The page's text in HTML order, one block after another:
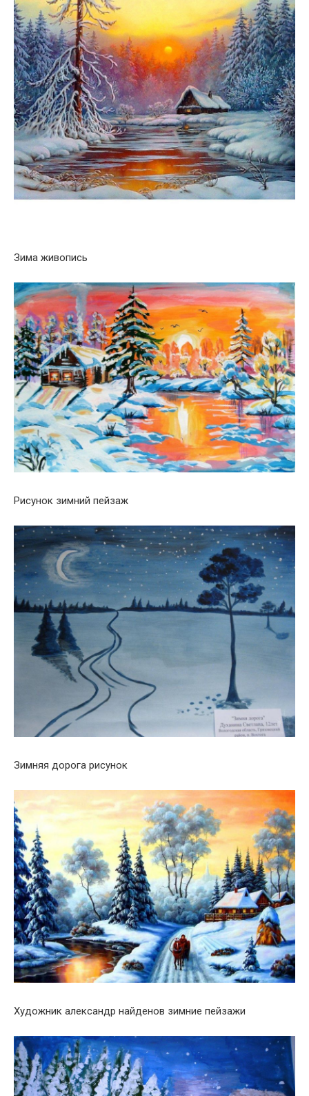
Зима живопись
Рисунок зимний пейзаж
Зимняя дорога рисунок
Художник александр найденов зимние пейзажи